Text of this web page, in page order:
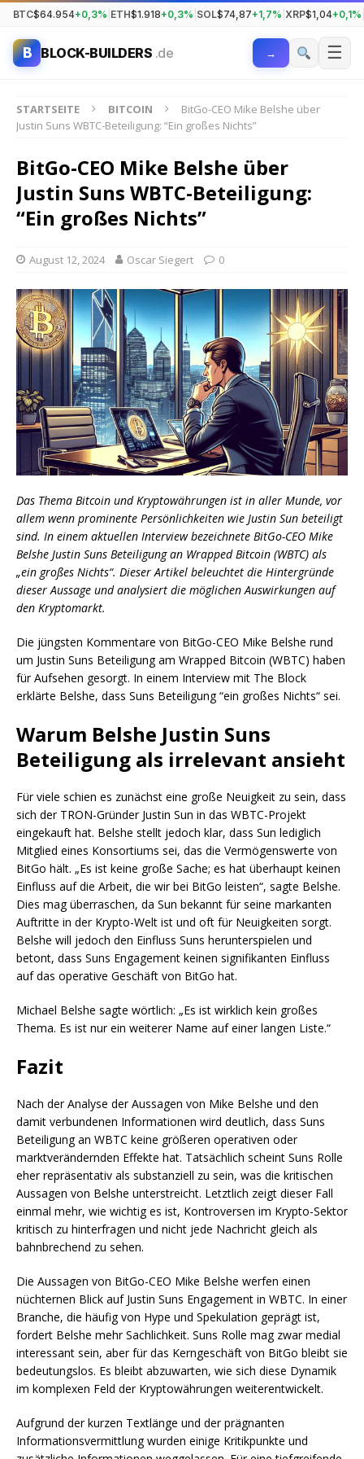
BTC$64.954+0,3% ETH$1.918+0,3% SOL$74,87+1,7% XRP$1,04+0,1%
B BLOCK-BUILDERS .de → ☰
STARTSEITE BITCOIN
BitGo-CEO Mike Belshe über
Justin Suns WBTC-Beteiligung: “Ein großes Nichts”
BitGo-CEO Mike Belshe über
Justin Suns WBTC-Beteiligung:
“Ein großes Nichts”
August 12, 2024 Oscar Siegert 0
Das Thema Bitcoin und Kryptowährungen ist in aller Munde, vor
allem wenn prominente Persönlichkeiten wie Justin Sun beteiligt
sind. In einem aktuellen Interview bezeichnete BitGo-CEO Mike
Belshe Justin Suns Beteiligung an Wrapped Bitcoin (WBTC) als
„ein großes Nichts“. Dieser Artikel beleuchtet die Hintergründe
dieser Aussage und analysiert die möglichen Auswirkungen auf
den Kryptomarkt.
Die jüngsten Kommentare von BitGo-CEO Mike Belshe rund
um Justin Suns Beteiligung am Wrapped Bitcoin (WBTC) haben
für Aufsehen gesorgt. In einem Interview mit The Block
erklärte Belshe, dass Suns Beteiligung “ein großes Nichts“ sei.
Warum Belshe Justin Suns
Beteiligung als irrelevant ansieht
Für viele schien es zunächst eine große Neuigkeit zu sein, dass
sich der TRON-Gründer Justin Sun in das WBTC-Projekt
eingekauft hat. Belshe stellt jedoch klar, dass Sun lediglich
Mitglied eines Konsortiums sei, das die Vermögenswerte von
BitGo hält. „Es ist keine große Sache; es hat überhaupt keinen
Einfluss auf die Arbeit, die wir bei BitGo leisten“, sagte Belshe.
Dies mag überraschen, da Sun bekannt für seine markanten
Auftritte in der Krypto-Welt ist und oft für Neuigkeiten sorgt.
Belshe will jedoch den Einfluss Suns herunterspielen und
betont, dass Suns Engagement keinen signifikanten Einfluss
auf das operative Geschäft von BitGo hat.
Michael Belshe sagte wörtlich: „Es ist wirklich kein großes
Thema. Es ist nur ein weiterer Name auf einer langen Liste.“
Fazit
Nach der Analyse der Aussagen von Mike Belshe und den
damit verbundenen Informationen wird deutlich, dass Suns
Beteiligung an WBTC keine größeren operativen oder
marktverändernden Effekte hat. Tatsächlich scheint Suns Rolle
eher repräsentativ als substanziell zu sein, was die kritischen
Aussagen von Belshe unterstreicht. Letztlich zeigt dieser Fall
einmal mehr, wie wichtig es ist, Kontroversen im Krypto-Sektor
kritisch zu hinterfragen und nicht jede Nachricht gleich als
bahnbrechend zu sehen.
Die Aussagen von BitGo-CEO Mike Belshe werfen einen
nüchternen Blick auf Justin Suns Engagement in WBTC. In einer
Branche, die häufig von Hype und Spekulation geprägt ist,
fordert Belshe mehr Sachlichkeit. Suns Rolle mag zwar medial
interessant sein, aber für das Kerngeschäft von BitGo bleibt sie
bedeutungslos. Es bleibt abzuwarten, wie sich diese Dynamik
im komplexen Feld der Kryptowährungen weiterentwickelt.
Aufgrund der kurzen Textlänge und der prägnanten
Informationsvermittlung wurden einige Kritikpunkte und